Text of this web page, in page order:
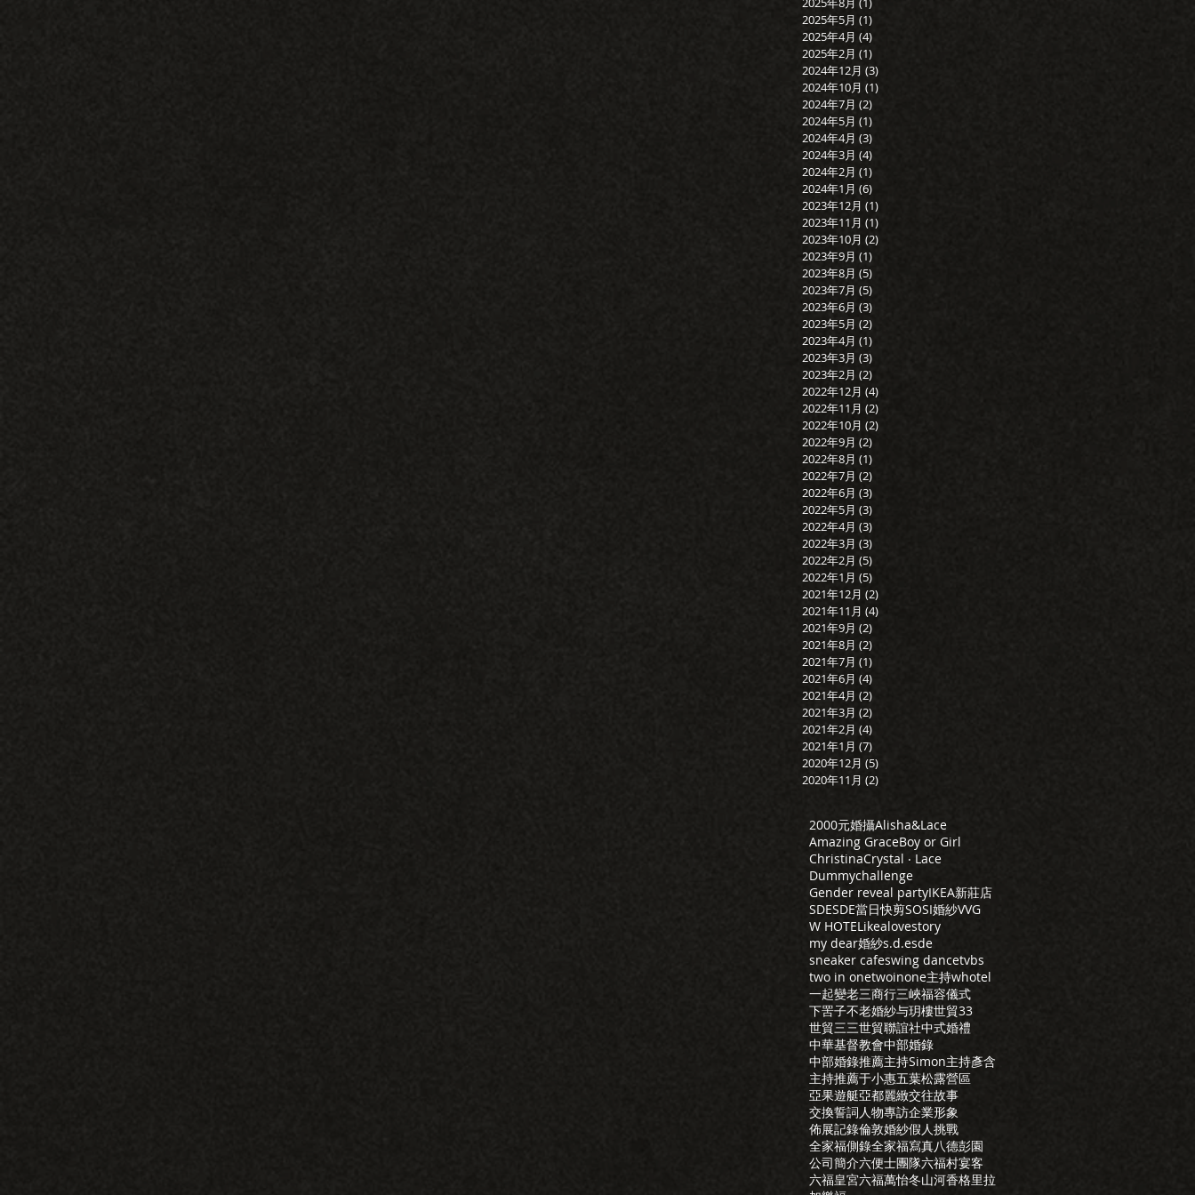
2025年5月 (1)
2025年4月 (4)
2025年2月 (1)
2024年12月 (3)
2024年10月 (1)
2024年7月 (2)
2024年5月 (1)
2024年4月 (3)
2024年3月 (4)
2024年2月 (1)
2024年1月 (6)
2023年12月 (1)
2023年11月 (1)
2023年10月 (2)
2023年9月 (1)
2023年8月 (5)
2023年7月 (5)
2023年6月 (3)
2023年5月 (2)
2023年4月 (1)
2023年3月 (3)
2023年2月 (2)
2022年12月 (4)
2022年11月 (2)
2022年10月 (2)
2022年9月 (2)
2022年8月 (1)
2022年7月 (2)
2022年6月 (3)
2022年5月 (3)
2022年4月 (3)
2022年3月 (3)
2022年2月 (5)
2022年1月 (5)
2021年12月 (2)
2021年11月 (4)
2021年9月 (2)
2021年8月 (2)
2021年7月 (1)
2021年6月 (4)
2021年4月 (2)
2021年3月 (2)
2021年2月 (4)
2021年1月 (7)
2020年12月 (5)
2020年11月 (2)
2000元婚攝Alisha&Lace
Amazing GraceBoy or Girl
ChristinaCrystal ‧ Lace
Dummychallenge
Gender reveal partyIKEA新莊店
SDESDE當日快剪SOSI婚紗VVG
W HOTELikealovestory
my dear婚紗s.d.esde
sneaker cafeswing dancetvbs
two in onetwoinone主持whotel
一起變老三商行三峽福容儀式
下罟子不老婚紗与玥樓世貿33
世貿三三世貿聯誼社中式婚禮
中華基督教會中部婚錄
中部婚錄推薦主持Simon主持彥含
主持推薦于小惠五葉松露營區
亞果遊艇亞都麗緻交往故事
交換誓詞人物專訪企業形象
佈展記錄倫敦婚紗假人挑戰
全家福側錄全家福寫真八德彭園
公司簡介六便士團隊六福村宴客
六福皇宮六福萬怡冬山河香格里拉